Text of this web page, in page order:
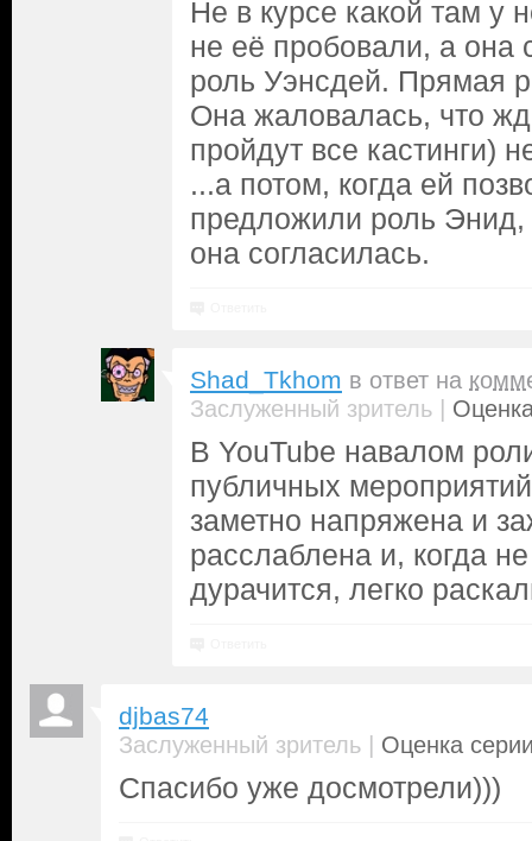
Не в курсе какой там у
не её пробовали, а она
роль Уэнсдей. Прямая
Она жаловалась, что
пройдут все кастинги)
...а потом, когда ей
предложили роль
она согласилась.
Shad_Tkhom в ответ на
Заслуженный зритель |
В YouTube навалом
публичных
заметно напряжена и
расслаблена и, когда
дурачится, легко
djbas74
Заслуженный зритель | Оценка
Спасибо уже досмотрели)))